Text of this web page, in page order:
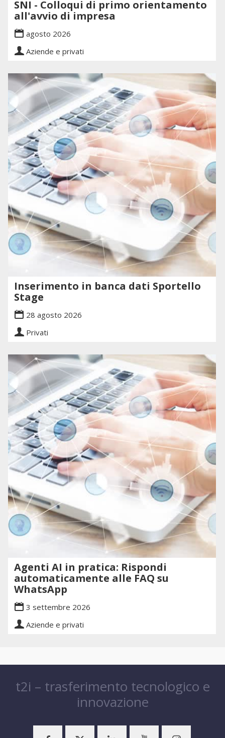
SNI - Colloqui di primo orientamento
all'avvio di impresa
agosto 2026
Aziende e privati
Inserimento in banca dati Sportello
Stage
28 agosto 2026
Privati
Agenti AI in pratica: Rispondi
automaticamente alle FAQ su
WhatsApp
3 settembre 2026
Aziende e privati
t2i – trasferimento tecnologico e
innovazione